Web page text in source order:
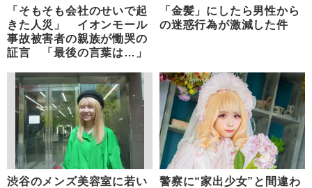
「そもそも会社のせいで起
きた人災」 イオンモール
事故被害者の親族が慟哭の
証言 「最後の言葉は…」
「金髪」にしたら男性から
の迷惑行為が激減した件
渋谷のメンズ美容室に若い
警察に“家出少女”と間違わ